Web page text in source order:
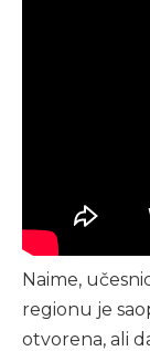
Naime,
regionu je
otvorena, ali